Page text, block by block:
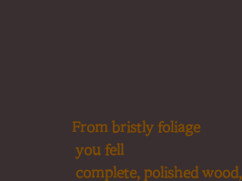
From bristly foliage
you fell
complete, polished